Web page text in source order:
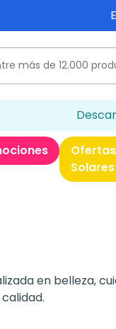
Solares
en belleza,